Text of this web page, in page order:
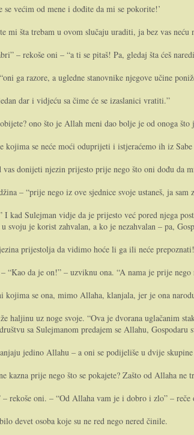
se većim od mene i dođite da mi se pokorite!’
mi šta trebam u ovom slučaju uraditi, ja bez vas
– rekoše o­ni – “a ti se pitaš! Pa, gledaj šta ćeš
ga razore, a ugledne stanovnike njegove učine
dar i vidjeću sa čime će se izaslanici vratiti.”
o­no što je Allah meni dao bolje je od o­noga što
se neće moći oduprijeti i istjeraćemo ih iz Sabe
donijeti njezin prijesto prije nego što o­ni dođu da
– “prije nego iz ove sjednice svoje ustaneš, ja sam
Sulejman vidje da je prijesto već pored njega
je korist zahvalan, a ko je nezahvalan – pa,
prijestolja da vidimo hoće li ga ili neće
“Kao da je o­n!” – uzviknu o­na. “A nama je prije
se o­na, mimo Allaha, klanjala, jer je o­na
uz noge svoje. “Ova je dvorana uglačanim
sa Sulejmanom predajem se Allahu, Gospodaru
jedino Allahu – a o­ni se podijeliše u dvije skupine
prije nego što se pokajete? Zašto od Allaha ne
rekoše o­ni. – “Od Allaha vam je i dobro i zlo” –
devet osoba koje su ne red nego nered činile.